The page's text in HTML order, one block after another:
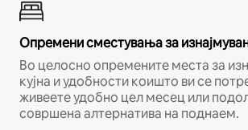
Опремени сместувања за
Во целосно опремените места за
кујна и удобности коишто ви се
живеете удобно цел месец или
совршена алтернатива на поднаем.